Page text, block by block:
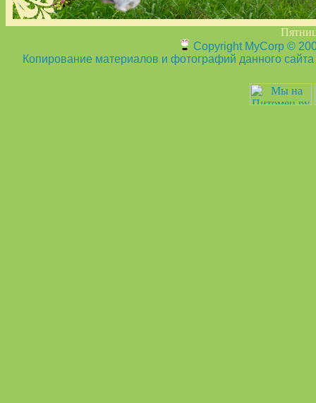
Copyright MyCorp ©
Копирование материалов и фотографий данного